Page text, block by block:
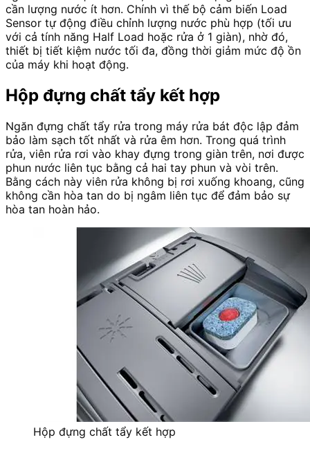
cần lượng nước ít hơn. Chính vì thế bộ cảm biến Load
Sensor tự động điều chỉnh lượng nước phù hợp (tối ưu
với cả tính năng Half Load hoặc rửa ở 1 giàn), nhờ đó,
thiết bị tiết kiệm nước tối đa, đồng thời giảm mức độ ồn
của máy khi hoạt động.
Hộp đựng chất tẩy kết hợp
Ngăn đựng chất tẩy rửa trong máy rửa bát độc lập đảm
bảo làm sạch tốt nhất và rửa êm hơn. Trong quá trình
rửa, viên rửa rơi vào khay đựng trong giàn trên, nơi được
phun nước liên tục bằng cả hai tay phun và vòi trên.
Bằng cách này viên rửa không bị rơi xuống khoang, cũng
không cần hòa tan do bị ngâm liên tục để đảm bảo sự
hòa tan hoàn hảo.
Hộp đựng chất tẩy kết hợp